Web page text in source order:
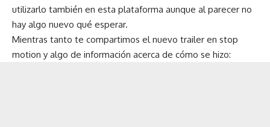
utilizarlo también en esta plataforma aunque al parecer no
hay algo nuevo qué esperar.
Mientras tanto te compartimos el nuevo trailer en stop
motion y algo de información acerca de cómo se hizo: